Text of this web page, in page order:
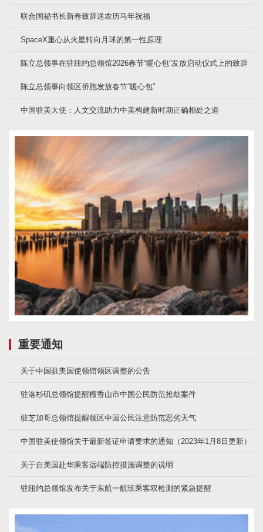
联合国秘书长新春致辞送农历马年祝福
SpaceX重心从火星转向月球的第一性原理
陈立总领事在驻纽约总领馆2026春节“暖心包”发放启动仪式上的致辞
陈立总领事向领区侨胞发放春节“暖心包”
中国驻美大使：人文交流助力中美构建新时期正确相处之道
重要通知
关于中国驻美国使领馆领区调整的公告
驻洛杉矶总领馆提醒檀香山市中国公民防范抢劫案件
驻芝加哥总领馆提醒领区中国公民注意防范恶劣天气
中国驻美使领馆关于最新签证申请要求的通知（2023年1月8日更新）
关于自美国赴华乘客远端防控措施调整的说明
驻纽约总领馆发布关于东航一航班乘客双检测的紧急提醒